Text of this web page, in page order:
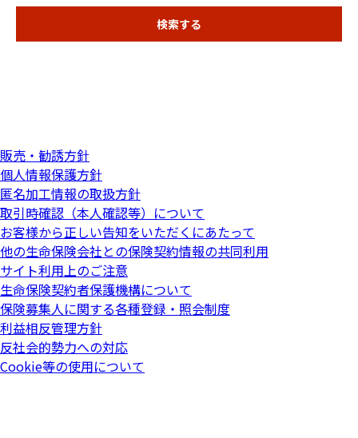
検索する
販売・勧誘方針
個人情報保護方針
匿名加工情報の取扱方針
取引時確認（本人確認等）について
お客様から正しい告知をいただくにあたって
他の生命保険会社との保険契約情報の共同利用
サイト利用上のご注意
生命保険契約者保護機構について
保険募集人に関する各種登録・照会制度
利益相反管理方針
反社会的勢力への対応
Cookie等の使用について